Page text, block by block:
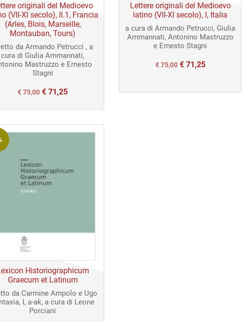
originali del Medioevo
(VII-XI secolo), II.1, Francia
(Arles, Blois, Marseille,
Montauban, Tours)
da Armando Petrucci , a
cura di Giulia Ammannati,
Mastruzzo e Ernesto
Stagni
Il
€75,00Il€ 71,25
Lettere originali del Medioevo
latino (VII-XI secolo), I, Italia
a cura di Armando Petrucci, Giulia
Ammannati, Antonino Mastruzzo
e Ernesto Stagni
Il
originale
€75,00Il
attuale
€71,25
Historiographicum
Graecum et Latinum
da Carmine Ampolo e Ugo
I, a-ak, a cura di Leone
Porciani